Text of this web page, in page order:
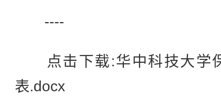
----
点击下载:华中科技大学
表.docx